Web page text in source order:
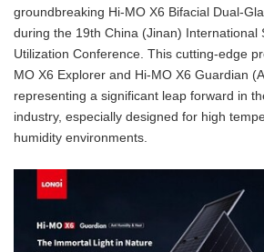
groundbreaking Hi-MO X6 Bifacial Dual-
during the 19th China (Jinan) International
Utilization Conference. This cutting-edge
MO X6 Explorer and Hi-MO X6 Guardian
representing a significant leap forward in
industry, especially designed for high
humidity environments.